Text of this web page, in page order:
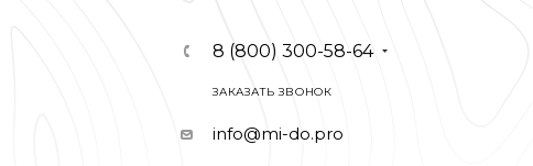
8 (800) 300-58-64
ЗАКАЗАТЬ ЗВОНОК
info@mi-do.pro